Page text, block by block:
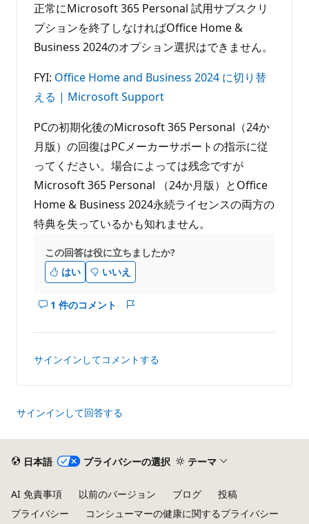
正常にMicrosoft 365 Personal 試用サブスクリ
プションを終了しなければOffice Home &
Business 2024のオプション選択はできません。
FYI: Office Home and Business 2024 に切り替
える | Microsoft Support
PCの初期化後のMicrosoft 365 Personal（24か
月版）の回復はPCメーカーサポートの指示に従
ってください。場合によっては残念ですが
Microsoft 365 Personal （24か月版）とOffice
Home & Business 2024永続ライセンスの両方の
特典を失っているかも知れません。
この回答は役に立ちましたか?
はい
いいえ
1 件のコメント
こ
答
の
コ
ン
を
表
示
る
ト
サインインしてコメントする
サインインして回答する
日本語 プライバシーの選択 テーマ
AI 免責事項 以前のバージョン ブログ
投稿
プライバシー
コンシューマーの健康に関するプライバシー